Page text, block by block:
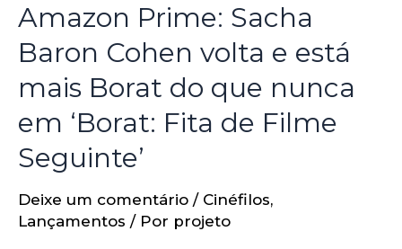
Amazon Prime: Sacha
Baron Cohen volta e está
mais Borat do que nunca
em ‘Borat: Fita de Filme
Seguinte’
Deixe um comentário / Cinéfilos,
Lançamentos / Por projeto